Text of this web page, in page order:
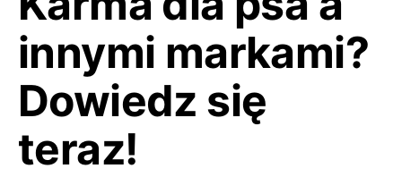
innymi markami?
Dowiedz się
teraz!